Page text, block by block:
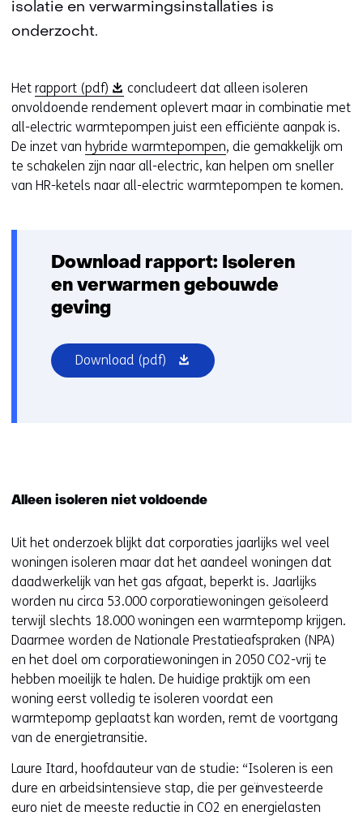
isolatie en verwarmingsinstallaties is
onderzocht.
Het rapport (pdf)
o
p
e
n
t
i
e
u
w
v
e
n
concludeert dat alleen isoleren
onvoldoende rendement oplevert maar in combinatie met
all-electric warmtepompen juist een efficiënte aanpak is.
De inzet van hybride warmtepompen, die gemakkelijk om
te schakelen zijn naar all-electric, kan helpen om sneller
van HR-ketels naar all-electric warmtepompen te komen.
Download rapport: Isoleren
en verwarmen gebouwde
geving
Download (pdf) (opent
in
Alleen isoleren niet voldoende
Uit het onderzoek blijkt dat corporaties jaarlijks wel veel
woningen isoleren maar dat het aandeel woningen dat
daadwerkelijk van het gas afgaat, beperkt is. Jaarlijks
worden nu circa 53.000 corporatiewoningen geïsoleerd
terwijl slechts 18.000 woningen een warmtepomp krijgen.
Daarmee worden de Nationale Prestatieafspraken (NPA)
en het doel om corporatiewoningen in 2050 CO2-vrij te
hebben moeilijk te halen. De huidige praktijk om een
woning eerst volledig te isoleren voordat een
warmtepomp geplaatst kan worden, remt de voortgang
van de energietransitie.
Laure Itard, hoofdauteur van de studie: “Isoleren is een
dure en arbeidsintensieve stap, die per geïnvesteerde
euro niet de meeste reductie in CO2 en energielasten